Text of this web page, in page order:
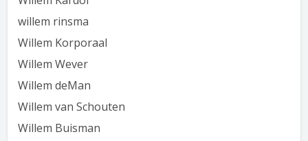
willem rinsma
Willem Korporaal
Willem Wever
Willem deMan
Willem van Schouten
Willem Buisman